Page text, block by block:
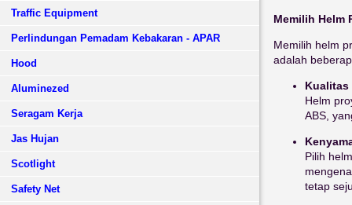
Traffic Equipment
Perlindungan Pemadam Kebakaran - APAR
Hood
Aluminezed
Seragam Kerja
Jas Hujan
Scotlight
Safety Net
Memilih Helm
Memilih helm
adalah
Kualitas
Helm
ABS,
Pilih
tetap